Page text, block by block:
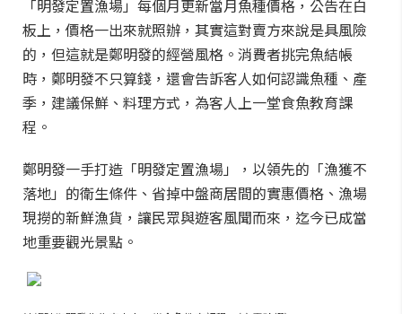
「明發定置漁場」每個月更新當月魚種價格，公告在白
板上，價格一出來就照辦，其實這對賣方來說是具風險
的，但這就是鄭明發的經營風格。消費者挑完魚結帳
時，鄭明發不只算錢，還會告訴客人如何認識魚種、產
季，建議保鮮、料理方式，為客人上一堂食魚教育課
程。
鄭明發一手打造「明發定置漁場」，以領先的「漁獲不
落地」的衛生條件、省掉中盤商居間的實惠價格、漁場
現撈的新鮮漁貨，讓民眾與遊客風聞而來，迄今已成當
地重要觀光景點。